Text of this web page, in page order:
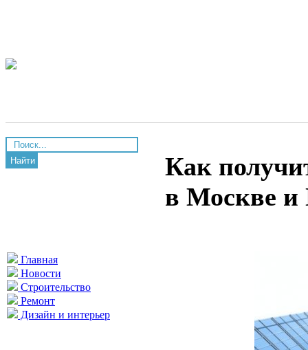
Найти
Главная
Новости
Строительство
Ремонт
Дизайн и интерьер
Как
в Москве и